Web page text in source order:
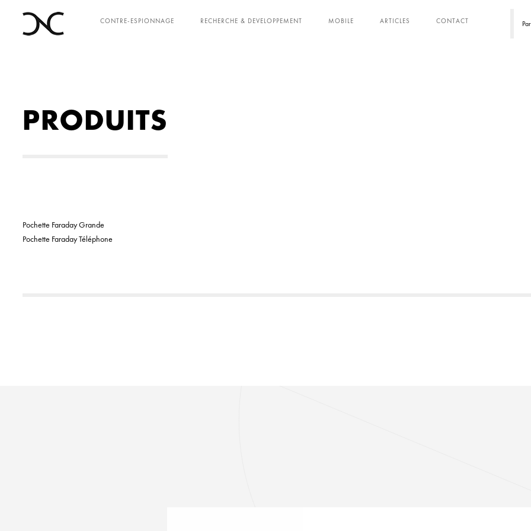
CONTRE-ESPIONNAGE RECHERCHE & DEVELOPPEMENT MOBILE ARTICLES CONTACT
PRODUITS
Pochette Faraday Grande
Pochette Faraday Téléphone